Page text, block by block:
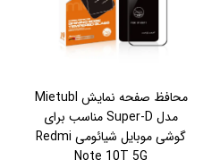
محافظ صفحه نمایش Mietubl
مدل Super-D مناسب برای
گوشی موبایل شیائومی Redmi
Note 10T 5G